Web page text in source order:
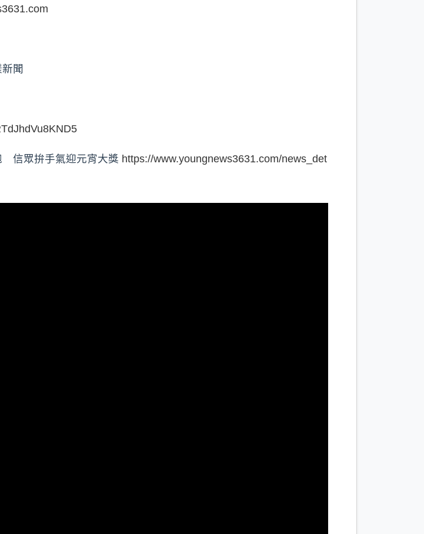
聞
信眾拚手氣迎元宵大獎 https://www.youngnews3631.com/news_det